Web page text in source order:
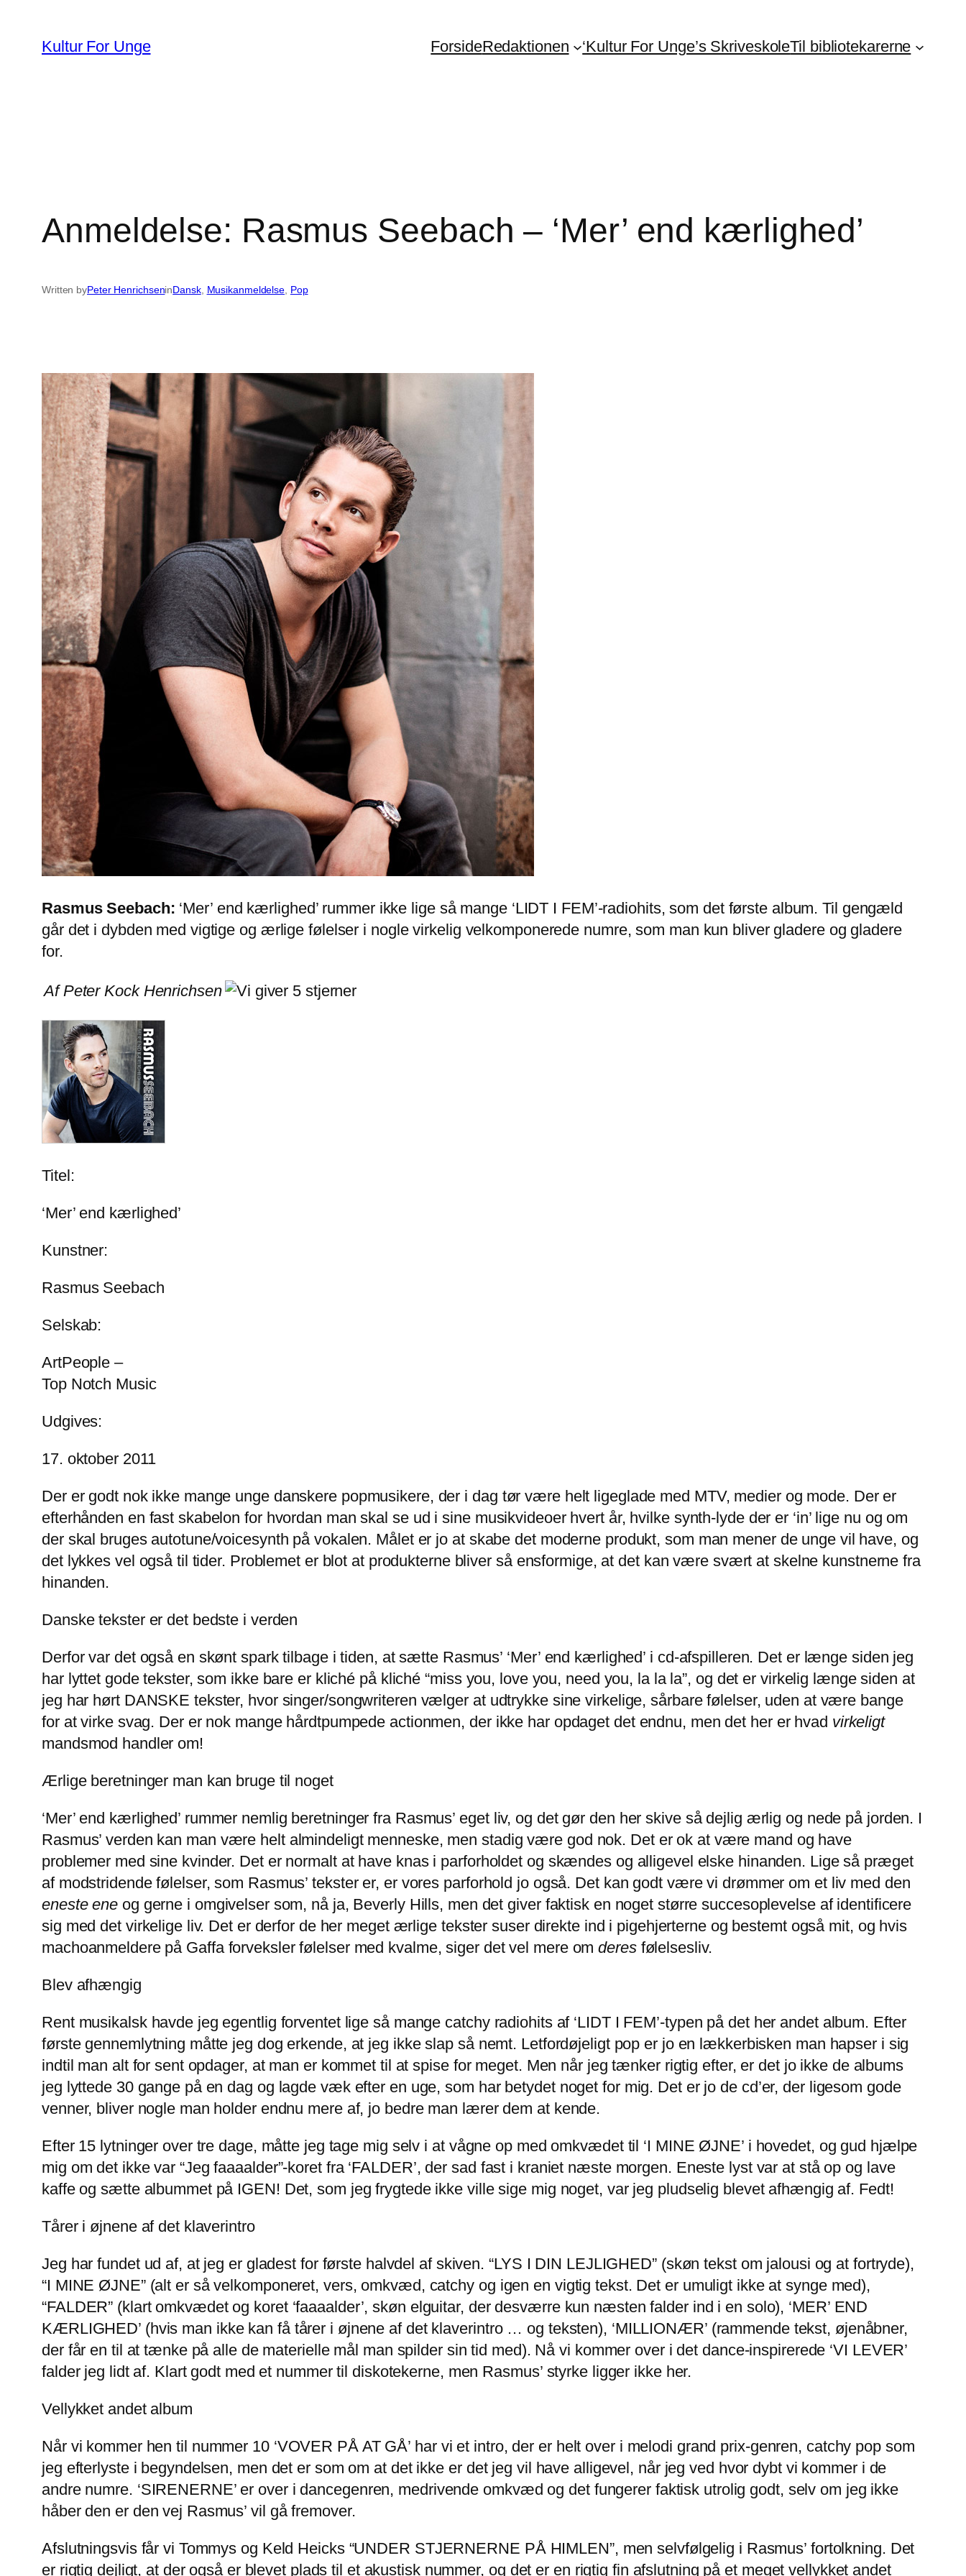
indhold
Kultur For Unge ForsideRedaktionen ‘Kultur For Unge’s SkriveskoleTil bibliotekarerne
Anmeldelse: Rasmus Seebach – ‘Mer’ end kærlighed’
Written byPeter HenrichseninDansk, Musikanmeldelse, Pop
Rasmus Seebach: ‘Mer’ end kærlighed’ rummer ikke lige så mange ‘LIDT I FEM’-radiohits, som det første album. Til gengæld
går det i dybden med vigtige og ærlige følelser i nogle virkelig velkomponerede numre, som man kun bliver gladere og gladere
for.
Af Peter Kock Henrichsen
Titel:
‘Mer’ end kærlighed’
Kunstner:
Rasmus Seebach
Selskab:
ArtPeople –
Top Notch Music
Udgives:
17. oktober 2011
Der er godt nok ikke mange unge danskere popmusikere, der i dag tør være helt ligeglade med MTV, medier og mode. Der er
efterhånden en fast skabelon for hvordan man skal se ud i sine musikvideoer hvert år, hvilke synth-lyde der er ‘in’ lige nu og om
der skal bruges autotune/voicesynth på vokalen. Målet er jo at skabe det moderne produkt, som man mener de unge vil have, og
det lykkes vel også til tider. Problemet er blot at produkterne bliver så ensformige, at det kan være svært at skelne kunstnerne fra
hinanden.
Danske tekster er det bedste i verden
Derfor var det også en skønt spark tilbage i tiden, at sætte Rasmus’ ‘Mer’ end kærlighed’ i cd-afspilleren. Det er længe siden jeg
har lyttet gode tekster, som ikke bare er kliché på kliché “miss you, love you, need you, la la la”, og det er virkelig længe siden at
jeg har hørt DANSKE tekster, hvor singer/songwriteren vælger at udtrykke sine virkelige, sårbare følelser, uden at være bange
for at virke svag. Der er nok mange hårdtpumpede actionmen, der ikke har opdaget det endnu, men det her er hvad virkeligt
mandsmod handler om!
Ærlige beretninger man kan bruge til noget
‘Mer’ end kærlighed’ rummer nemlig beretninger fra Rasmus’ eget liv, og det gør den her skive så dejlig ærlig og nede på jorden. I
Rasmus’ verden kan man være helt almindeligt menneske, men stadig være god nok. Det er ok at være mand og have
problemer med sine kvinder. Det er normalt at have knas i parforholdet og skændes og alligevel elske hinanden. Lige så præget
af modstridende følelser, som Rasmus’ tekster er, er vores parforhold jo også. Det kan godt være vi drømmer om et liv med den
eneste ene og gerne i omgivelser som, nå ja, Beverly Hills, men det giver faktisk en noget større succesoplevelse af identificere
sig med det virkelige liv. Det er derfor de her meget ærlige tekster suser direkte ind i pigehjerterne og bestemt også mit, og hvis
machoanmeldere på Gaffa forveksler følelser med kvalme, siger det vel mere omderesfølelsesliv.
Blev afhængig
Rent musikalsk havde jeg egentlig forventet lige så mange catchy radiohits af ‘LIDT I FEM’-typen på det her andet album. Efter
første gennemlytning måtte jeg dog erkende, at jeg ikke slap så nemt. Letfordøjeligt pop er jo en lækkerbisken man hapser i sig
indtil man alt for sent opdager, at man er kommet til at spise for meget. Men når jeg tænker rigtig efter, er det jo ikke de albums
jeg lyttede 30 gange på en dag og lagde væk efter en uge, som har betydet noget for mig. Det er jo de cd’er, der ligesom gode
venner, bliver nogle man holder endnu mere af, jo bedre man lærer dem at kende.
Efter 15 lytninger over tre dage, måtte jeg tage mig selv i at vågne op med omkvædet til ‘I MINE ØJNE’ i hovedet, og gud hjælpe
mig om det ikke var “Jeg faaaalder”-koret fra ‘FALDER’, der sad fast i kraniet næste morgen. Eneste lyst var at stå op og lave
kaffe og sætte albummet på IGEN! Det, som jeg frygtede ikke ville sige mig noget, var jeg pludselig blevet afhængig af. Fedt!
Tårer i øjnene af det klaverintro
Jeg har fundet ud af, at jeg er gladest for første halvdel af skiven. “LYS I DIN LEJLIGHED” (skøn tekst om jalousi og at fortryde),
“I MINE ØJNE” (alt er så velkomponeret, vers, omkvæd, catchy og igen en vigtig tekst. Det er umuligt ikke at synge med),
“FALDER” (klart omkvædet og koret ‘faaaalder’, skøn elguitar, der desværre kun næsten falder ind i en solo), ‘MER’ END
KÆRLIGHED’ (hvis man ikke kan få tårer i øjnene af det klaverintro … og teksten), ‘MILLIONÆR’ (rammende tekst, øjenåbner,
der får en til at tænke på alle de materielle mål man spilder sin tid med). Nå vi kommer over i det dance-inspirerede ‘VI LEVER’
falder jeg lidt af. Klart godt med et nummer til diskotekerne, men Rasmus’ styrke ligger ikke her.
Vellykket andet album
Når vi kommer hen til nummer 10 ‘VOVER PÅ AT GÅ’ har vi et intro, der er helt over i melodi grand prix-genren, catchy pop som
jeg efterlyste i begyndelsen, men det er som om at det ikke er det jeg vil have alligevel, når jeg ved hvor dybt vi kommer i de
andre numre. ‘SIRENERNE’ er over i dancegenren, medrivende omkvæd og det fungerer faktisk utrolig godt, selv om jeg ikke
håber den er den vej Rasmus’ vil gå fremover.
Afslutningsvis får vi Tommys og Keld Heicks “UNDER STJERNERNE PÅ HIMLEN”, men selvfølgelig i Rasmus’ fortolkning. Det
er rigtig dejligt, at der også er blevet plads til et akustisk nummer, og det er en rigtig fin afslutning på et meget vellykket andet